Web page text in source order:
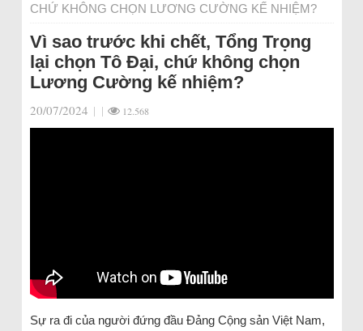
CHỨ KHÔNG CHỌN LƯƠNG CƯỜNG KẾ NHIỆM?
Vì sao trước khi chết, Tổng Trọng
lại chọn Tô Đại, chứ không chọn
Lương Cường kế nhiệm?
20/07/2024 | | 12.568
Sự ra đi của người đứng đầu Đảng Cộng sản Việt Nam,